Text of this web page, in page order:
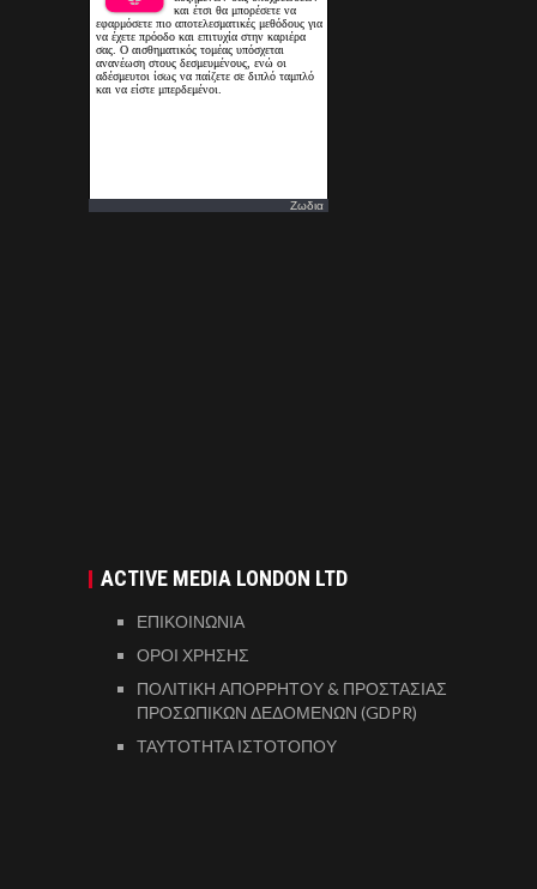
Ζωδια
ACTIVE MEDIA LONDON LTD
ΕΠΙΚΟΙΝΩΝΙΑ
ΟΡΟΙ ΧΡΗΣΗΣ
ΠΟΛΙΤΙΚΗ ΑΠΟΡΡΗΤΟΥ & ΠΡΟΣΤΑΣΙΑΣ
ΠΡΟΣΩΠΙΚΩΝ ΔΕΔΟΜΕΝΩΝ (GDPR)
ΤΑΥΤΟΤΗΤΑ ΙΣΤΟΤΟΠΟΥ